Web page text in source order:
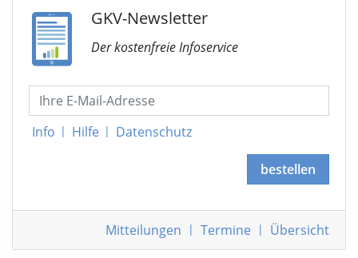
GKV-Newsletter
Der kostenfreie Infoservice
Info | Hilfe | Datenschutz
bestellen
Mitteilungen | Termine | Übersicht